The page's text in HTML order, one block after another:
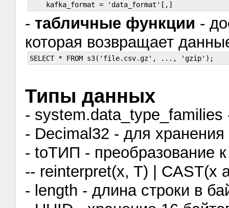
-табличные функции -
которая возвращает
Типы данных
-
- Decimal32 - для хранения
- toТИП - преобразование
-- reinterpret(x, T) | CAST(x
- length - длина строки в